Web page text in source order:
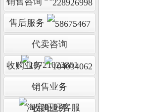
售后服务
代卖咨询
收购业务
销售业务
收购业务